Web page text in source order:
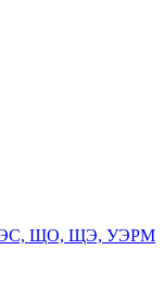
ШЭС, ЩО, ЩЭ, УЭРМ